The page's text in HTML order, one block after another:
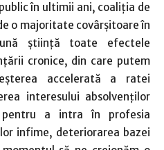
în ultimii ani, coaliția de
o majoritate covârșitoare în
știință toate efectele
cronice, din care putem
accelerată a ratei
interesului absolvenților
pentru a intra în profesia
infime, deteriorarea bazei